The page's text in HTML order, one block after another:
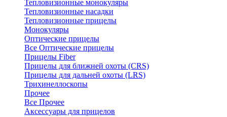
Тепловизионные монокуляры
Тепловизионные насадки
Тепловизионные прицелы
Монокуляры
Оптические прицелы
Все Оптические прицелы
Прицелы Fiber
Прицелы для ближней охоты (CRS)
Прицелы для дальней охоты (LRS)
Трихинеллоскопы
Прочее
Все Прочее
Аксессуары для прицелов